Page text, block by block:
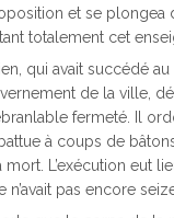
et se plongea
totalement cet
qui avait succédé
de la ville,
fermeté. Il
à coups de
mort. L’exécution eut
n’avait pas encore